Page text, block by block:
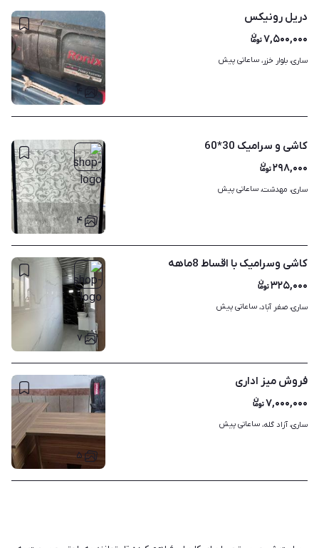
۴
دریل رونیکس
۷,۵۰۰,۰۰۰
ساری، بلوار خزر، ساعاتی پیش
۴
کاشی و سرامیک 30*60
۲۹۸,۰۰۰
ساری، مهدشت، ساعاتی پیش
۷
کاشی و‌سرامیک با اقساط 8ماهه
۳۲۵,۰۰۰
ساری، صفر آباد، ساعاتی پیش
۵
فروش میز اداری
۷,۰۰۰,۰۰۰
ساری، آزاد گله، ساعاتی پیش